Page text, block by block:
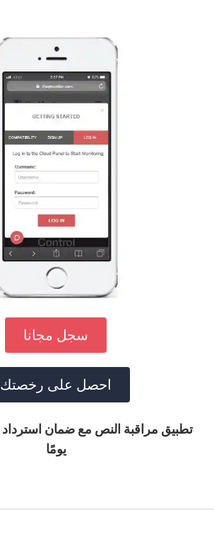
سجل مجانا
احصل على رخصتك
يومًا